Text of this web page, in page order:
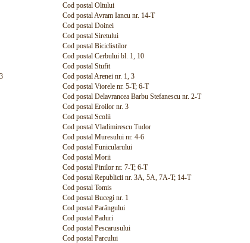
Cod postal Oltului
Cod postal Avram Iancu nr. 14-T
Cod postal Doinei
Cod postal Siretului
Cod postal Biciclistilor
Cod postal Cerbului bl. 1, 10
Cod postal Stufit
Cod postal Arenei nr. 1, 3
Cod postal Viorele nr. 5-T; 6-T
Cod postal Delavrancea Barbu Stefanescu nr. 2-T
Cod postal Eroilor nr. 3
Cod postal Scolii
Cod postal Vladimirescu Tudor
Cod postal Muresului nr. 4-6
Cod postal Funicularului
Cod postal Morii
Cod postal Pinilor nr. 7-T; 6-T
Cod postal Republicii nr. 3A, 5A, 7A-T; 14-T
Cod postal Tomis
Cod postal Bucegi nr. 1
Cod postal Parângului
Cod postal Paduri
Cod postal Pescarusului
Cod postal Parcului